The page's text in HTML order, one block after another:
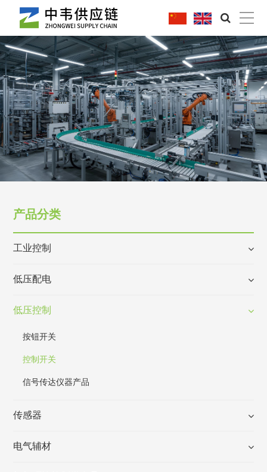
产品分类
工业控制
低压配电
低压控制
按钮开关
控制开关
信号传达仪器产品
传感器
电气辅材